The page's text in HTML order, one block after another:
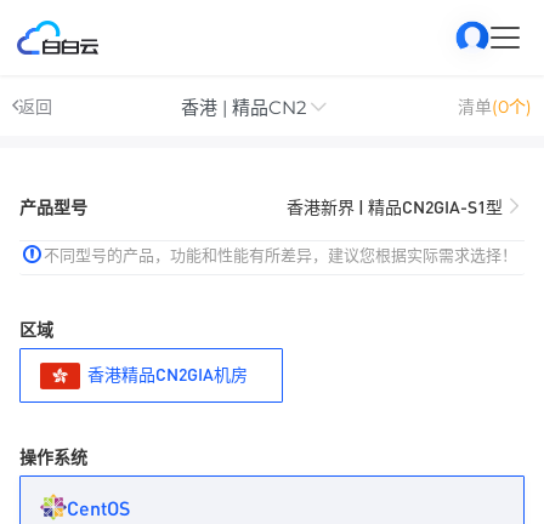
返回 香港 | 精品CN2 清单(0个)
产品型号 香港新界 | 精品CN2GIA-S1型
不同型号的产品，功能和性能有所差异，建议您根据实际需求选择！
区域
香港精品CN2GIA机房
操作系统
CentOS